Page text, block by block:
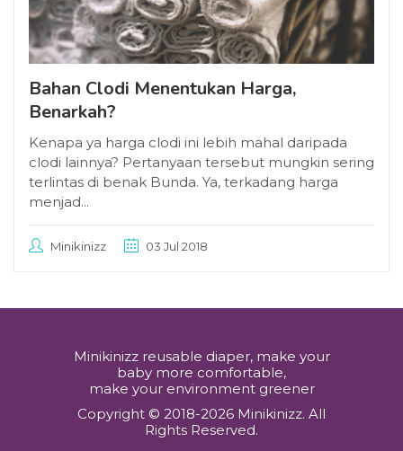
Bahan Clodi Menentukan Harga,
Benarkah?
Kenapa ya harga clodi ini lebih mahal daripada
clodi lainnya? Pertanyaan tersebut mungkin sering
terlintas di benak Bunda. Ya, terkadang harga
menjad...
Minikinizz 03 Jul 2018
Minikinizz reusable diaper, make your
baby more comfortable,
make your environment greener
Copyright © 2018-2026 Minikinizz. All
Rights Reserved.